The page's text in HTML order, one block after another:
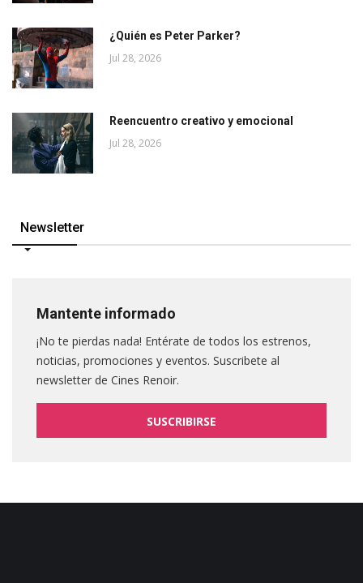
¿Quién es Peter Parker?
Jul 28, 2026
Reencuentro creativo y emocional
Jul 28, 2026
Newsletter
Mantente informado
¡No te pierdas nada! Entérate de todos los estrenos,
noticias, promociones y eventos. Suscribete al
newsletter de Cines Renoir.
SUSCRIBIRSE